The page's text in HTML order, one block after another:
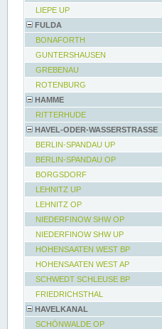
LIEPE UP
FULDA
BONAFORTH
GUNTERSHAUSEN
GREBENAU
ROTENBURG
HAMME
RITTERHUDE
HAVEL-ODER-WASSERSTRASSE
BERLIN-SPANDAU UP
BERLIN-SPANDAU OP
BORGSDORF
LEHNITZ UP
LEHNITZ OP
NIEDERFINOW SHW OP
NIEDERFINOW SHW UP
HOHENSAATEN WEST BP
HOHENSAATEN WEST AP
SCHWEDT SCHLEUSE BP
FRIEDRICHSTHAL
HAVELKANAL
SCHÖNWALDE OP